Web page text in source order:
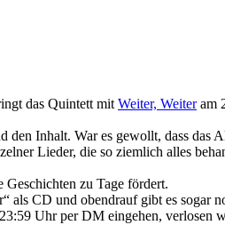
das Quintett mit Weiter, Weiteram
Inhalt. War es gewollt, dass das
Lieder, die so ziemlich alles
zu Tage fördert.
CD und obendrauf gibt es sogar
Uhr per DM eingehen, verlosen